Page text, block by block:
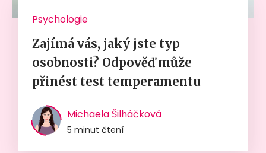
Psychologie
Zajímá vás, jaký jste typ
osobnosti? Odpověď může
přinést test temperamentu
Michaela Šilháčková
5 minut čtení